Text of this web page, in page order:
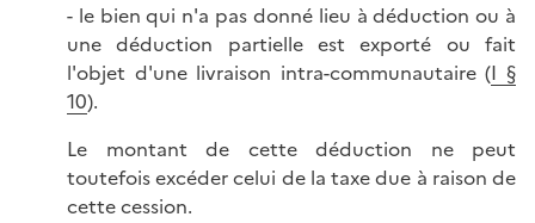
- le bien qui n'a pas donné lieu à déduction ou à
une déduction partielle est exporté ou fait
l'objet d'une livraison intra-communautaire (I §
10).
Le montant de cette déduction ne peut
toutefois excéder celui de la taxe due à raison de
cette cession.